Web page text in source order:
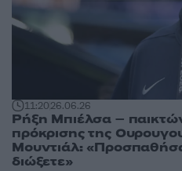
11:2026.06.26
Ρήξη Μπιέλσα –
πρόκρισης της
Μουντιάλ:
διώξετε»